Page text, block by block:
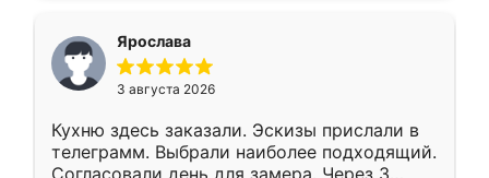
Ярослава
3 августа 2026
Кухню здесь заказали. Эскизы прислали в
телеграмм. Выбрали наиболее подходящий.
Согласовали день для замера. Через 3